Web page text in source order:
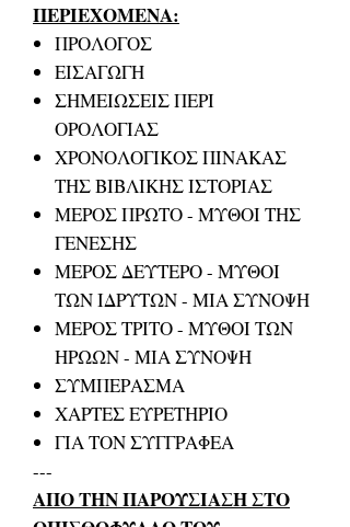
ΠΕΡΙΕΧΟΜΕΝΑ:
ΠΡΟΛΟΓΟΣ
ΕΙΣΑΓΩΓΗ
ΣΗΜΕΙΩΣΕΙΣ ΠΕΡΙ
ΟΡΟΛΟΓΙΑΣ
ΧΡΟΝΟΛΟΓΙΚΟΣ ΠΙΝΑΚΑΣ
ΤΗΣ ΒΙΒΛΙΚΗΣ ΙΣΤΟΡΙΑΣ
ΜΕΡΟΣ ΠΡΩΤΟ - ΜΥΘΟΙ ΤΗΣ
ΓΕΝΕΣΗΣ
ΜΕΡΟΣ ΔΕΥΤΕΡΟ - ΜΥΘΟΙ
ΤΩΝ ΙΔΡΥΤΩΝ - ΜΙΑ ΣΥΝΟΨΗ
ΜΕΡΟΣ ΤΡΙΤΟ - ΜΥΘΟΙ ΤΩΝ
ΗΡΩΩΝ - ΜΙΑ ΣΥΝΟΨΗ
ΣΥΜΠΕΡΑΣΜΑ
ΧΑΡΤΕΣ ΕΥΡΕΤΗΡΙΟ
ΓΙΑ ΤΟΝ ΣΥΓΓΡΑΦΕΑ
---
ΑΠΟ ΤΗΝ ΠΑΡΟΥΣΙΑΣΗ ΣΤΟ